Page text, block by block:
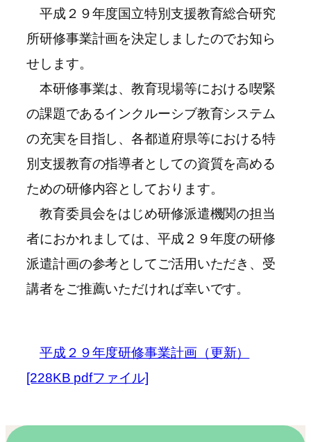
平成２９年度国立特別支援教育総合研究
所研修事業計画を決定しましたのでお知ら
せします。
本研修事業は、教育現場等における喫緊
の課題であるインクルーシブ教育システム
の充実を目指し、各都道府県等における特
別支援教育の指導者としての資質を高める
ための研修内容としております。
教育委員会をはじめ研修派遣機関の担当
者におかれましては、平成２９年度の研修
派遣計画の参考としてご活用いただき、受
講者をご推薦いただければ幸いです。
平成２９年度研修事業計画（更新）
[228KB pdfファイル]